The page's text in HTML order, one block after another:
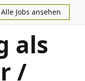
Alle Jobs ansehen
als
/